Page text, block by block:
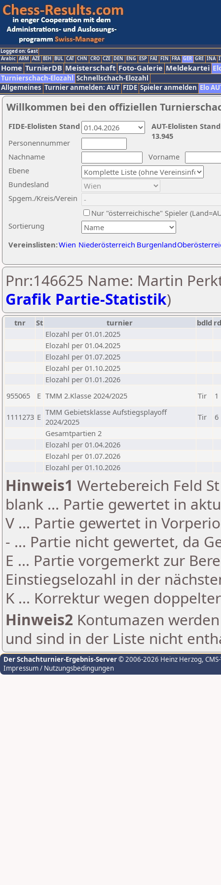
Logged on: Gast
Arabic ARM AZE BIH BUL CAT CHN CRO CZE DEN ENG ESP FAI FIN FRA GER GRE INA
Home TurnierDB Meisterschaft Foto-Galerie Meldekartei
Turnierschach-Elozahl Schnellschach-Elozahl
Allgemeines Turnier anmelden: AUT FIDE Spieler anmelden Elo
Willkommen bei den offiziellen
Nachname
Vorname
Ebene
Sortierung
Personennummer
Bundesland
Spgem./Kreis/Verein
Nur "österreichische" Spieler
Vereinslisten:Wien Niederösterreich Burgenland
AUT-Elolisten
13.945
FIDE-Elolisten Stand
Pnr:146625 Name: Martin
Grafik Partie-Statistik)
tnr St turnier bdld rd
Elozahl per 01.01.2025
Elozahl per 01.04.2025
Elozahl per 01.07.2025
Elozahl per 01.10.2025
Elozahl per 01.01.2026
955065
E TMM 2.Klasse 2024/2025 Tir 1
1111273 E TMM Gebietsklasse Aufstiegsplayoff
2024/2025
Tir
6
Gesamtpartien 2
Elozahl per 01.04.2026
Elozahl per 01.07.2026
Elozahl per 01.10.2026
Hinweis1 Wertebereich Feld
blank ... Partie gewertet in
V ... Partie gewertet in
- ... Partie nicht gewertet, da
E ... Partie vorgemerkt zur
Einstiegselozahl in der
K ... Korrektur wegen
Hinweis2 Kontumazen
und sind in der Liste nicht
Der Schachturnier-Ergebnis-Server© 2006-2026 Heinz Herzog,
Impressum / Nutzungsbedingungen